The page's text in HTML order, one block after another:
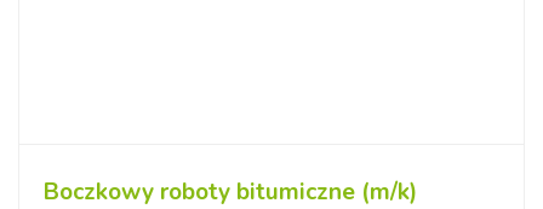
Boczkowy roboty bitumiczne (m/k)